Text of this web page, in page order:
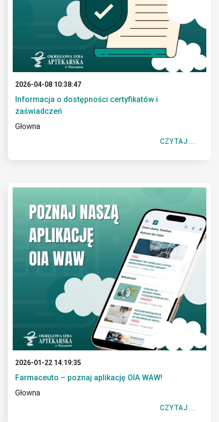
2026-04-08 10:38:47
Informacja o dostępności certyfikatów i
zaświadczeń
Głowna
CZYTAJ...
2026-01-22 14:19:35
Farmaceuto – poznaj aplikację OIA WAW!
Głowna
CZYTAJ...